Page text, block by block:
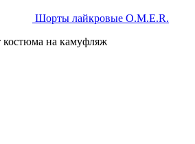
Шорты лайкровые O.M.E.R.
костюма на камуфляж